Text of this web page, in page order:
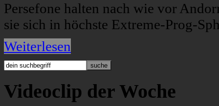
Persefone halten nach wie vor
sie sich in höchste Extreme-Prog-
Weiterlesen
Videoclip der Woche